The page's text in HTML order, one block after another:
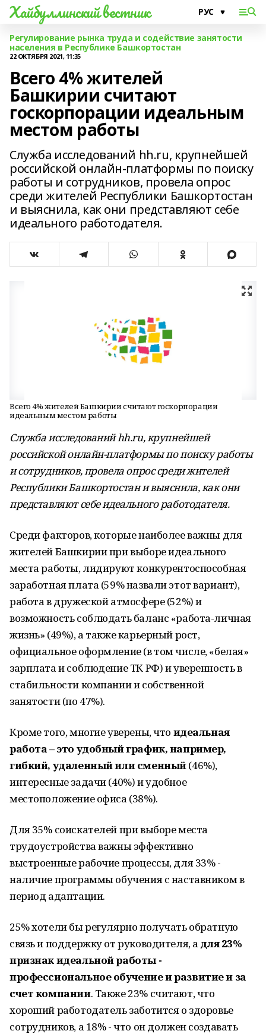
Хайбуллинский вестник
Регулирование рынка труда и содействие занятости
населения в Республике Башкортостан
22 ОКТЯБРЯ 2021, 11:35
Всего 4% жителей
Башкирии считают
госкорпорации идеальным
местом работы
Служба исследований hh.ru, крупнейшей
российской онлайн-платформы по поиску
работы и сотрудников, провела опрос
среди жителей Республики Башкортостан
и выяснила, как они представляют себе
идеального работодателя.
Всего 4% жителей Башкирии считают госкорпорации
идеальным местом работы
Служба исследований hh.ru, крупнейшей
российской онлайн-платформы по поиску работы
и сотрудников, провела опрос среди жителей
Республики Башкортостан и выяснила, как они
представляют себе идеального работодателя.
Среди факторов, которые наиболее важны для
жителей Башкирии при выборе идеального
места работы, лидируют конкурентоспособная
заработная плата (59% назвали этот вариант),
работа в дружеской атмосфере (52%) и
возможность соблюдать баланс «работа-личная
жизнь» (49%), а также карьерный рост,
официальное оформление (в том числе, «белая»
зарплата и соблюдение ТК РФ) и уверенность в
стабильности компании и собственной
занятости (по 47%).
Кроме того, многие уверены, что идеальная
работа – это удобный график, например,
гибкий, удаленный или сменный(46%),
интересные задачи (40%) и удобное
местоположение офиса (38%).
Для 35% соискателей при выборе места
трудоустройства важны эффективно
выстроенные рабочие процессы, для 33% -
наличие программы обучения с наставником в
период адаптации.
25% хотели бы регулярно получать обратную
связь и поддержку от руководителя, а для 23%
признак идеальной работы -
профессиональное обучение и развитие и за
счет компании. Также 23% считают, что
хороший работодатель заботится о здоровье
сотрудников, а 18% - что он должен создавать